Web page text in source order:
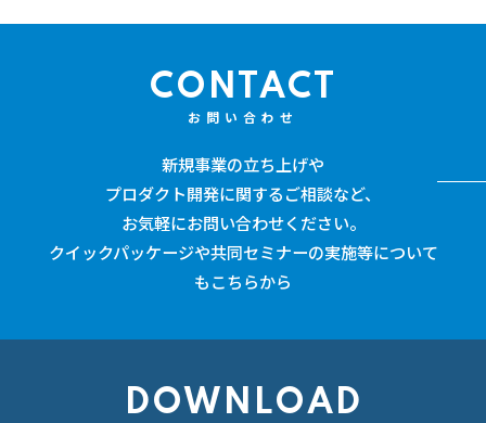
CONTACT
お問い合わせ
新規事業の立ち上げや
プロダクト開発に関するご相談など、
お気軽にお問い合わせください。
クイックパッケージや共同セミナーの実施等について
もこちらから
DOWNLOAD